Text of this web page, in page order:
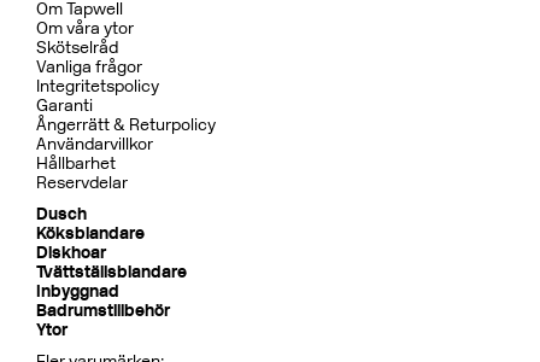
Om Tapwell
Om våra ytor
Skötselråd
Vanliga frågor
Integritetspolicy
Garanti
Ångerrätt & Returpolicy
Användarvillkor
Hållbarhet
Reservdelar
Dusch
Köksblandare
Diskhoar
Tvättställsblandare
Inbyggnad
Badrumstillbehör
Ytor